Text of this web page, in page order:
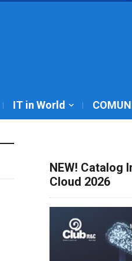
IT in World
NEW! Catalog
Cloud 2026